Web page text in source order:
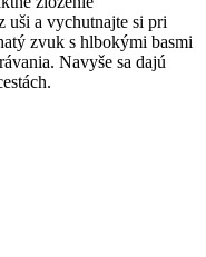
uši a vychutnajte si pri
zvuk s hlbokými basmi
Navyše sa dajú